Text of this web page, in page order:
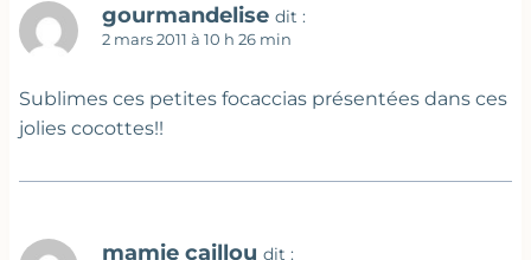
gourmandelise dit :
2 mars 2011 à 10 h 26 min
Sublimes ces petites focaccias présentées dans ces
jolies cocottes!!
mamie caillou dit :